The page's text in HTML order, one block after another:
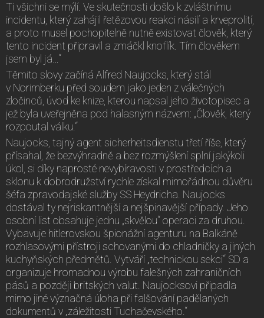
Ti všichni se mýlí. Ve skutečnosti došlo k zvláštnímu
incidentu, který zahájil řetězovou reakci násilí a krveprolití,
a proto musel pochopitelně nutně existovat člověk, který
tento incident připravil a zmáčkl knoflík. Tím člověkem
jsem byl já…“
Těmito slovy začíná Alfred Naujocks, který stál
v Norimberku před soudem jako jeden z válečných
zločinců, úvod ke knize, kterou napsal jeho životopisec a
jež byla uveřejněna pod halasným názvem: „Člověk, který
rozpoutal válku.“
Naujocks, tajný agent sicherheitsdienstu třetí říše, který
přísahal, že bezvýhradně a bez rozmýšlení splní jakýkoli
úkol, si díky naprosté nevybíravosti v prostředcích a
sklonu k dobrodružství rychle získal mimořádnou důvěru
šéfa zpravodajské služby SS Heydricha. Naujocks
dostával ty nejriskantnější a nejšpinavější případy. Jeho
osobní list obsahuje jednu „skvělou“ operaci za druhou.
Vybavuje hitlerovskou špionážní agenturu na Balkáně
rozhlasovými přístroji schovanými do chladničky a jiných
kuchyňských předmětů. Vytváří „technickou sekci“ SD a
organizuje hromadnou výrobu falešných zahraničních
pásů a později britských valut. Naujocksovi připadla
mimo jiné význačná úloha při falšování padělaných
dokumentů v „záležitosti Tuchačevského.“